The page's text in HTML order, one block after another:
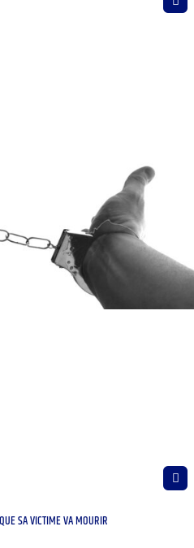
SA VICTIME VA MOURIR